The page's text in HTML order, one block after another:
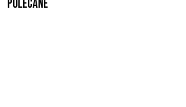
Polecane